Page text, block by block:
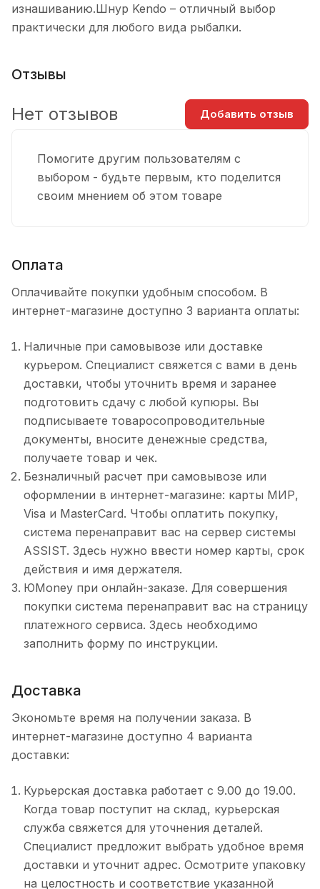
изнашиванию.Шнур Kendo – отличный выбор
практически для любого вида рыбалки.
Отзывы
Помогите другим пользователям с
выбором - будьте первым, кто поделится
своим мнением об этом товаре
Нет отзывов Добавить отзыв
Оплата
Оплачивайте покупки удобным способом. В
интернет-магазине доступно 3 варианта оплаты:
Наличные при самовывозе или доставке
курьером. Специалист свяжется с вами в день
доставки, чтобы уточнить время и заранее
подготовить сдачу с любой купюры. Вы
подписываете товаросопроводительные
документы, вносите денежные средства,
получаете товар и чек.
Безналичный расчет при самовывозе или
оформлении в интернет-магазине: карты МИР,
Visa и MasterCard. Чтобы оплатить покупку,
система перенаправит вас на сервер системы
ASSIST. Здесь нужно ввести номер карты, срок
действия и имя держателя.
ЮMoney при онлайн-заказе. Для совершения
покупки система перенаправит вас на страницу
платежного сервиса. Здесь необходимо
заполнить форму по инструкции.
Доставка
Экономьте время на получении заказа. В
интернет-магазине доступно 4 варианта
доставки:
Курьерская доставка работает с 9.00 до 19.00.
Когда товар поступит на склад, курьерская
служба свяжется для уточнения деталей.
Специалист предложит выбрать удобное время
доставки и уточнит адрес. Осмотрите упаковку
на целостность и соответствие указанной